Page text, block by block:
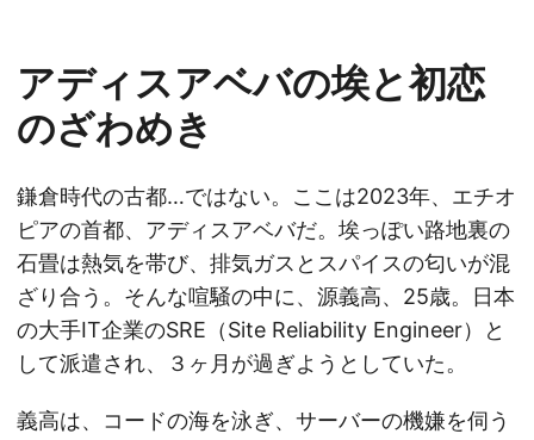
アディスアベバの埃と初恋
のざわめき
鎌倉時代の古都…ではない。ここは2023年、エチオ
ピアの首都、アディスアベバだ。埃っぽい路地裏の
石畳は熱気を帯び、排気ガスとスパイスの匂いが混
ざり合う。そんな喧騒の中に、源義高、25歳。日本
の大手IT企業のSRE（Site Reliability Engineer）と
して派遣され、３ヶ月が過ぎようとしていた。
義高は、コードの海を泳ぎ、サーバーの機嫌を伺う